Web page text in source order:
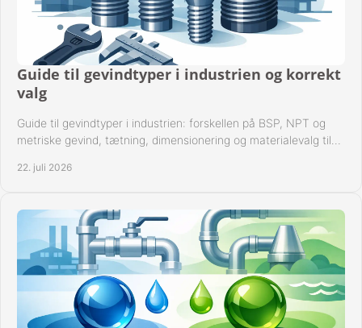
Guide til gevindtyper i industrien og korrekt
valg
Guide til gevindtyper i industrien: forskellen på BSP, NPT og
metriske gevind, tætning, dimensionering og materialevalg til
22. juli 2026